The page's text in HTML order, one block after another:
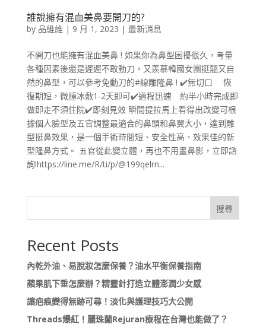
誰說擁有混血美鼻要開刀的?
by 品維維 | 9 月 1, 2023 | 最新消息
不開刀也能擁有混血美鼻 ! 如果你為鼻型困擾很久，考量
各種因素後還是遲遲不敢動刀，又羨慕韓國女團挺翹又自
然的鼻型，可以參考免動刀的#線雕隆鼻 ! ✔️無切口 恢
復期短，微腫冰敷1-2天即可✔️過程迅速 約半小時完成即
做即走不須住院✔️即刻見效 瞬間提拉馬上看得出改變可根
據個人臉型及五官調整最適合的鼻頭和鼻翼大小，達到雕
型挺鼻效果，是一個手術時間短、安全性高、效果佳的新
型隆鼻方式。 五官從此變立體，再也不用畫鼻影，立即諮
詢!https://line.me/R/ti/p/@199qelrn...
搜尋
Recent Posts
內乾外油、易脫妝怎麼保養？油水平衡保養指南
蘋果肌下垂怎麼辦？精靈針打造立體澎潤少女感
讓疤痕變得無跡可尋！淡化與護理技巧大公開
Threads爆紅！麗珠蘭Rejuran療程在台灣也能做了？